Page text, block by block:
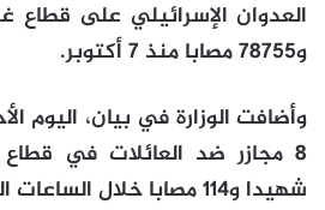
و78755 مصابا منذ 7 أكتوبر.
وأضافت الوزارة في بيان، اليوم
شهيدا و114 مصابا خلال الساعات الـ24 الماضية.